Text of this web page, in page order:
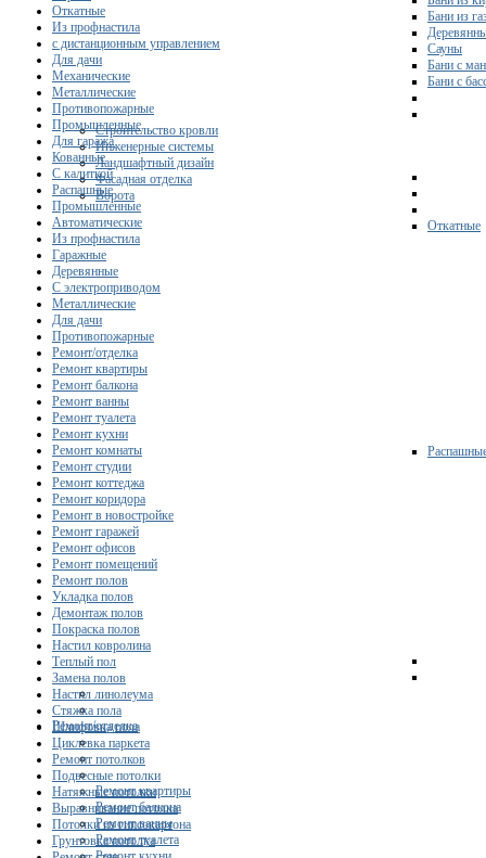
Бани из
Сауны
Бани с
Бани с
Строительство кровли
Инженерные системы
Ландшафтный дизайн
Фасадная отделка
Ворота
Откатные
Ремонт/отделка
Ремонт квартиры
Ремонт балкона
Ремонт ванны
Ремонт туалета
Откатные
Из профнастила
с дистанционным управлением
Для дачи
Механические
Металлические
Противопожарные
Промышленные
Для гаража
Кованные
С калиткой
Распашные
Промышленные
Автоматические
Из профнастила
Гаражные
Деревянные
С электроприводом
Металлические
Для дачи
Противопожарные
Ремонт/отделка
Ремонт квартиры
Ремонт балкона
Ремонт ванны
Ремонт туалета
Ремонт кухни
Ремонт комнаты
Ремонт студии
Ремонт коттеджа
Ремонт коридора
Ремонт в новостройке
Ремонт гаражей
Ремонт офисов
Ремонт помещений
Ремонт полов
Укладка полов
Демонтаж полов
Покраска полов
Настил ковролина
Теплый пол
Замена полов
Настил линолеума
Стяжка пола
Шлифовка пола
Циклевка паркета
Ремонт потолков
Подвесные потолки
Натяжные потолки
Выравнивание потолка
Потолки из гипсокартона
Грунтовка потолка